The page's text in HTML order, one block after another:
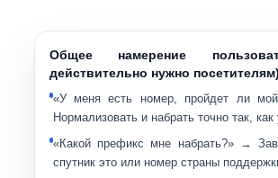
Общее намерение
действительно нужно посетителям)
«У меня есть номер, пройдет ли мой
Нормализовать и набрать точно так, как
«Какой префикс мне набрать?»→
спутник это или номер страны